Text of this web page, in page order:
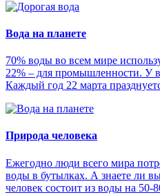
Вода на планете
70% воды во всем мире
22% – для промышленности. У
Каждый год 22 марта
Природа человека
Ежегодно люди всего мира
воды в бутылках. А знаете ли
человек состоит из воды на 50-